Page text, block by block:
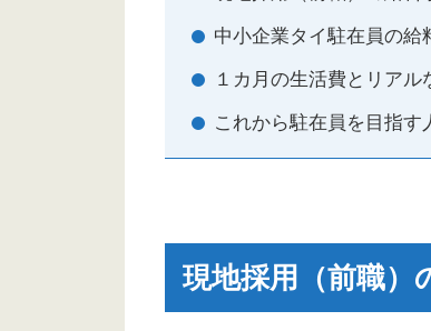
中小企業タイ駐在員の給
１カ月の生活費とリアル
これから駐在員を目指す
現地採用（前職）